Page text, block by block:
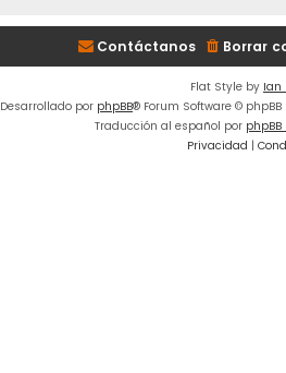
Borrar
Contáctanos
Flat Style by Ian
Desarrollado por phpBB® Forum Software © phpBB
Traducción al español por phpBB
Privacidad |